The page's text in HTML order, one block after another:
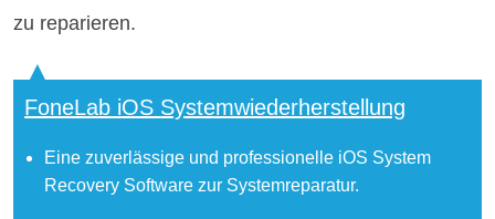
zu reparieren.
FoneLab iOS Systemwiederherstellung
Eine zuverlässige und professionelle iOS System
Recovery Software zur Systemreparatur.